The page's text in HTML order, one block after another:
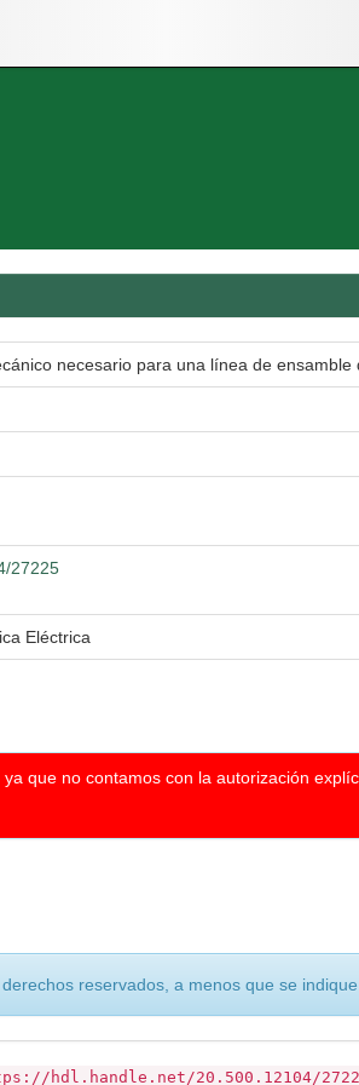
necesario para una línea de
27225
Eléctrica
que no contamos con la autorización
reservados, a menos que se indique
hdl.handle.net/20.500.12104/